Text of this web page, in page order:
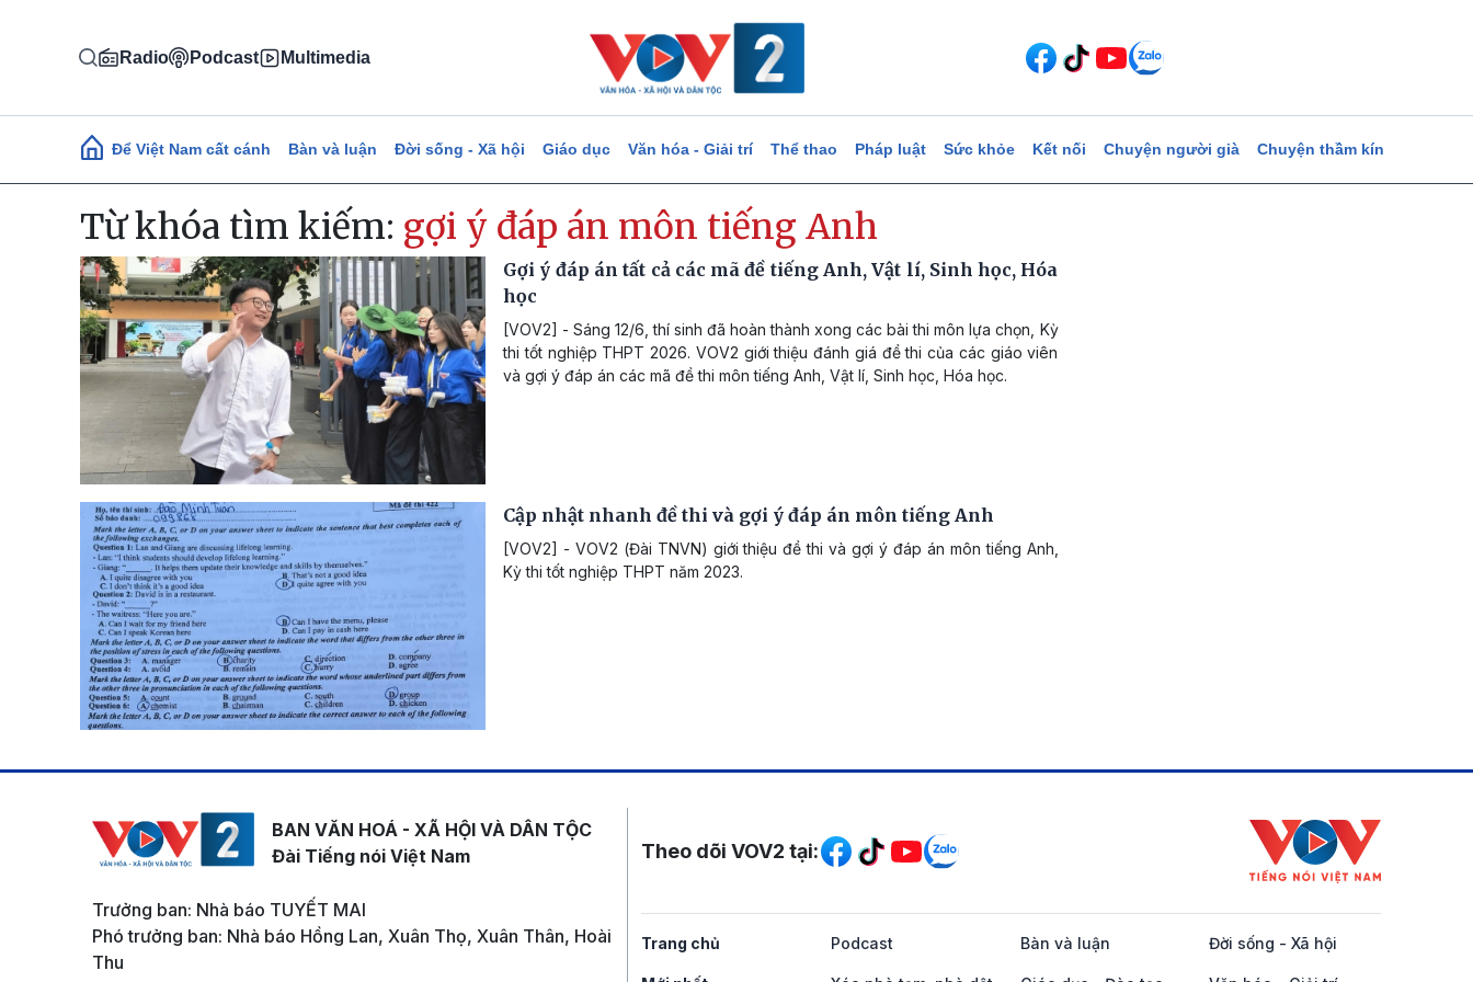
Radio Podcast Multimedia
Main navigation
Để Việt Nam cất cánh Bàn và luận Đời sống - Xã hội Giáo dục Văn hóa - Giải trí Thể thao Pháp luật Sức khỏe Kết nối Chuyện người già Chuyện thầm kín
Từ khóa tìm kiếm: gợi ý đáp án môn tiếng Anh
Gợi ý đáp án tất cả các mã đề tiếng Anh, Vật lí, Sinh học, Hóa
học
[VOV2] - Sáng 12/6, thí sinh đã hoàn thành xong các bài thi môn lựa chọn, Kỳ
thi tốt nghiệp THPT 2026. VOV2 giới thiệu đánh giá đề thi của các giáo viên
và gợi ý đáp án các mã đề thi môn tiếng Anh, Vật lí, Sinh học, Hóa học.
Cập nhật nhanh đề thi và gợi ý đáp án môn tiếng Anh
[VOV2] - VOV2 (Đài TNVN) giới thiệu đề thi và gợi ý đáp án môn tiếng Anh,
Kỳ thi tốt nghiệp THPT năm 2023.
BAN VĂN HOÁ - XÃ HỘI VÀ DÂN TỘC
Đài Tiếng nói Việt Nam
Trưởng ban: Nhà báo TUYẾT MAI
Phó trưởng ban: Nhà báo Hồng Lan, Xuân Thọ, Xuân Thân, Hoài
Thu
Mạng xã hội
Theo dõi VOV2 tại:
Trang chủ Podcast Bàn và luận Đời sống - Xã hội